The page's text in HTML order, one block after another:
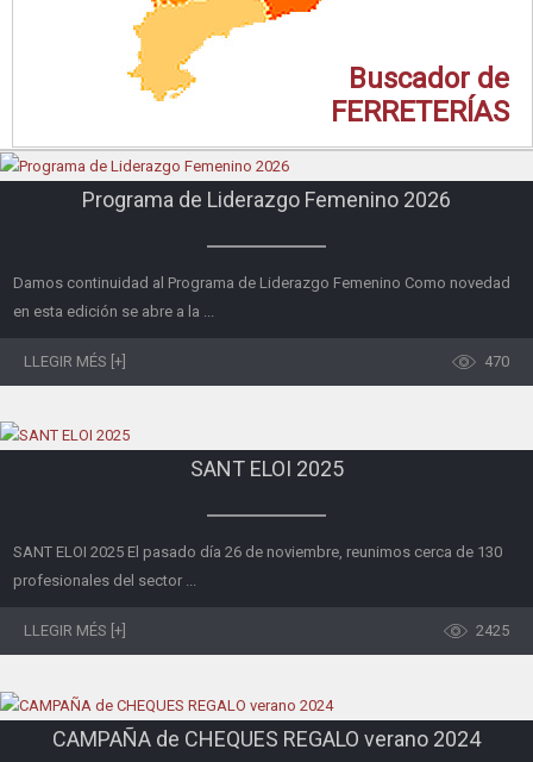
Buscador de
FERRETERÍAS
Programa de Liderazgo Femenino 2026
Damos continuidad al Programa de Liderazgo Femenino Como novedad
en esta edición se abre a la ...
LLEGIR MÉS [+] 470
SANT ELOI 2025
SANT ELOI 2025 El pasado día 26 de noviembre, reunimos cerca de 130
profesionales del sector ...
LLEGIR MÉS [+] 2425
CAMPAÑA de CHEQUES REGALO verano 2024